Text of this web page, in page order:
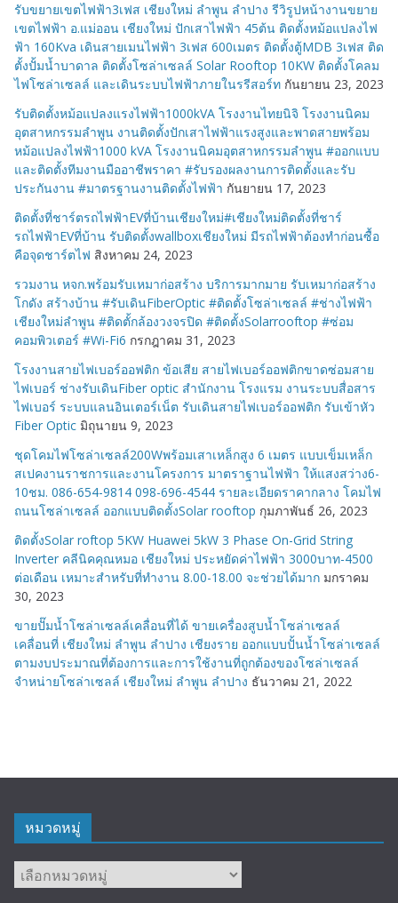
รับขยายเขตไฟฟ้า3เฟส เชียงใหม่ ลำพูน ลำปาง รีวิรูปหน้างานขยาย
เขตไฟฟ้า อ.แม่ออน เชียงใหม่ ปักเสาไฟฟ้า 45ต้น ติดตั้งหม้อแปลงไฟ
ฟ้า 160Kva เดินสายเมนไฟฟ้า 3เฟส 600เมตร ติดตั้งตู้MDB 3เฟส ติด
ตั้งปั้มน้ำบาดาล ติดตั้งโซล่าเซลล์ Solar Rooftop 10KW ติดตั้งโคลม
ไฟโซล่าเซลล์ และเดินระบบไฟฟ้าภายในรรีสอร์ท กันยายน 23, 2023
รับติดตั้งหม้อแปลงแรงไฟฟ้า1000kVA โรงงานไทยนิจิ โรงงานนิคม
อุตสาหกรรมลำพูน งานติดตั้งปักเสาไฟฟ้าแรงสูงและพาดสายพร้อม
หม้อแปลงไฟฟ้า1000 kVA โรงงานนิคมอุตสาหกรรมลำพูน #ออกแบบ
และติดตั้งทีมงานมืออาชีพราคา #รับรองผลงานการติดตั้งและรับ
ประกันงาน #มาตรฐานงานติดตั้งไฟฟ้า กันยายน 17, 2023
ติดตั้งที่ชาร์ตรถไฟฟ้าEVที่บ้านเชียงใหม่#เชียงใหม่ติดตั้งที่ชาร์
รถไฟฟ้าEVที่บ้าน รับติดตั้งwallboxเชียงใหม่ มีรถไฟฟ้าต้องทำก่อนซื้อ
คือจุดชาร์ตไฟ สิงหาคม 24, 2023
รวมงาน หจก.พร้อมรับเหมาก่อสร้าง บริการมากมาย รับเหมาก่อสร้าง
โกดัง สร้างบ้าน #รับเดินFiberOptic #ติดตั้งโซล่าเซลล์ #ช่างไฟฟ้า
เชียงใหม่ลำพูน #ติดตั้กล้องวงจรปิด #ติดตั้งSolarrooftop #ซ่อม
คอมพิวเตอร์ #Wi-Fi6 กรกฎาคม 31, 2023
โรงงานสายไฟเบอร์ออฟติก ข้อเสีย สายไฟเบอร์ออฟติกขาดซ่อมสาย
ไฟเบอร์ ช่างรับเดินFiber optic สำนักงาน โรงแรม งานระบบสื่อสาร
ไฟเบอร์ ระบบแลนอินเตอร์เน็ต รับเดินสายไฟเบอร์ออฟติก รับเข้าหัว
Fiber Optic มิถุนายน 9, 2023
ชุดโคมไฟโซล่าเซลล์200Wพร้อมเสาเหล็กสูง 6 เมตร แบบเข็มเหล็ก
สเปคงานราชการและงานโครงการ มาตราฐานไฟฟ้า ให้แสงสว่าง6-
10ชม. 086-654-9814 098-696-4544 รายละเอียดราคากลาง โคมไฟ
ถนนโซล่าเซลล์ ออกแบบติดตั้งSolar rooftop กุมภาพันธ์ 26, 2023
ติดตั้งSolar roftop 5KW Huawei 5kW 3 Phase On-Grid String
Inverter คลีนิคคุณหมอ เชียงใหม่ ประหยัดค่าไฟฟ้า 3000บาท-4500
ต่อเดือน เหมาะสำหรับที่ทำงาน 8.00-18.00 จะช่วยได้มาก มกราคม
30, 2023
ขายปั๊มน้ำโซล่าเซลล์เคลื่อนที่ได้ ขายเครื่องสูบน้ำโซล่าเซลล์
เคลื่อนที่ เชียงใหม่ ลำพูน ลำปาง เชียงราย ออกแบบปั้นน้ำโซล่าเซลล์
ตามงบประมาณที่ต้องการและการใช้งานที่ถูกต้องของโซล่าเซลล์
จำหน่ายโซล่าเซลล์ เชียงใหม่ ลำพูน ลำปาง ธันวาคม 21, 2022
หมวดหมู่
หมวด